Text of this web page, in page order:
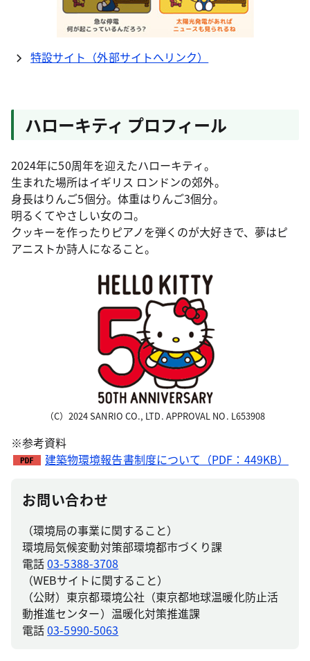
特設サイト（外部サイトへリンク）
ハローキティ プロフィール
2024年に50周年を迎えたハローキティ。
生まれた場所はイギリス ロンドンの郊外。
身長はりんご5個分。体重はりんご3個分。
明るくてやさしい女のコ。
クッキーを作ったりピアノを弾くのが大好きで、夢はピ
アニストか詩人になること。
（C）2024 SANRIO CO., LTD. APPROVAL NO. L653908
※参考資料
建築物環境報告書制度について（PDF：449KB）
お問い合わせ
（環境局の事業に関すること）
環境局気候変動対策部環境都市づくり課
電話03-5388-3708
（WEBサイトに関すること）
（公財）東京都環境公社（東京都地球温暖化防止活
動推進センター）温暖化対策推進課
電話03-5990-5063